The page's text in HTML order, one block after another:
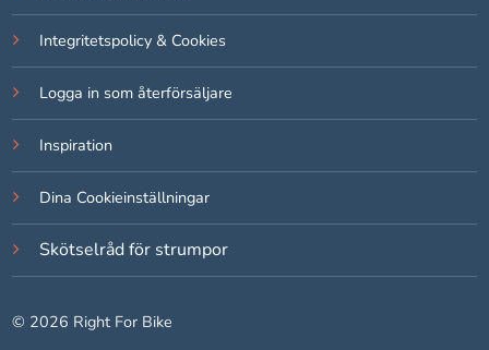
Integritetspolicy & Cookies
Logga in som återförsäljare
Inspiration
Dina Cookieinställningar
Skötselråd för strumpor
© 2026 Right For Bike